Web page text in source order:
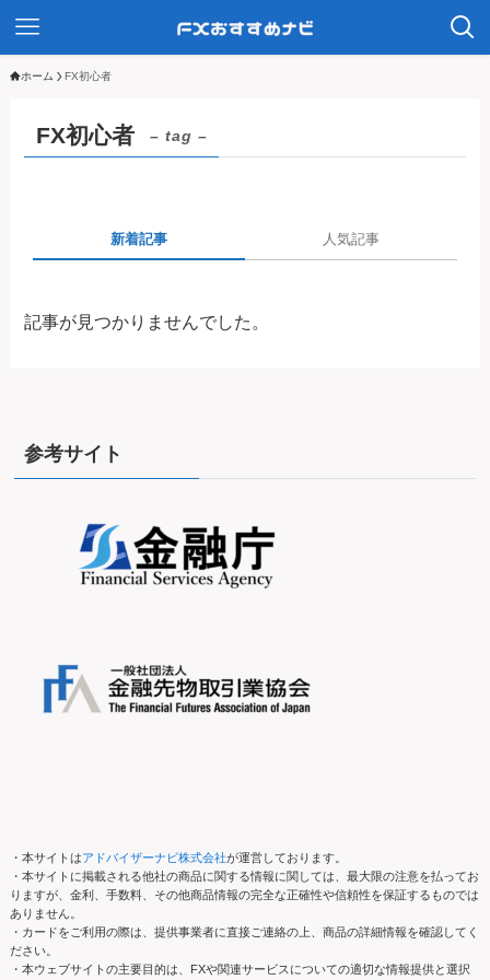
ホーム FX初心者
FX初心者 – tag –
新着記事 人気記事
記事が見つかりませんでした。
参考サイト
・本サイトはアドバイザーナビ株式会社が運営しております。
・本サイトに掲載される他社の商品に関する情報に関しては、最大限の注意を払ってお
りますが、金利、手数料、その他商品情報の完全な正確性や信頼性を保証するものでは
ありません。
・カードをご利用の際は、提供事業者に直接ご連絡の上、商品の詳細情報を確認してく
ださい。
・本ウェブサイトの主要目的は、FXや関連サービスについての適切な情報提供と選択